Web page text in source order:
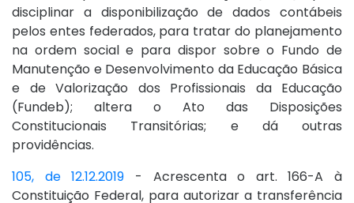
disciplinar a disponibilização de dados contábeis
pelos entes federados, para tratar do planejamento
na ordem social e para dispor sobre o Fundo de
Manutenção e Desenvolvimento da Educação Básica
e de Valorização dos Profissionais da Educação
(Fundeb); altera o Ato das Disposições
Constitucionais Transitórias; e dá outras
providências.
105, de 12.12.2019 - Acrescenta o art. 166-A à
Constituição Federal, para autorizar a transferência